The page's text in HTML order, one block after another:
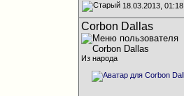
18.03.2013, 01:18
Corbon Dallas
Из народа